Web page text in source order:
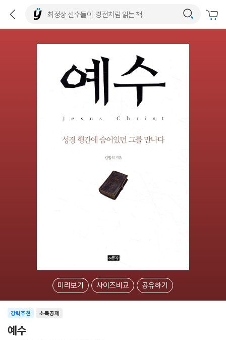
미리보기 사이즈비교 공유하기
소득공제
강력추천
예수